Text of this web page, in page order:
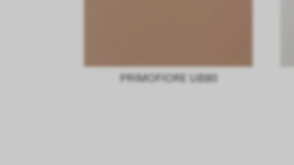
PRIMOFIORE UB80